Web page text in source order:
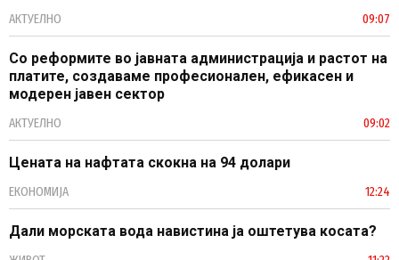
АКТУЕЛНО 09:07
Со реформите во јавната администрација и растот на
платите, создаваме професионален, ефикасен и
модерен јавен сектор
АКТУЕЛНО 09:02
Цената на нафтата скокна на 94 долари
ЕКОНОМИЈА 12:24
Дали морската вода навистина ја оштетува косата?